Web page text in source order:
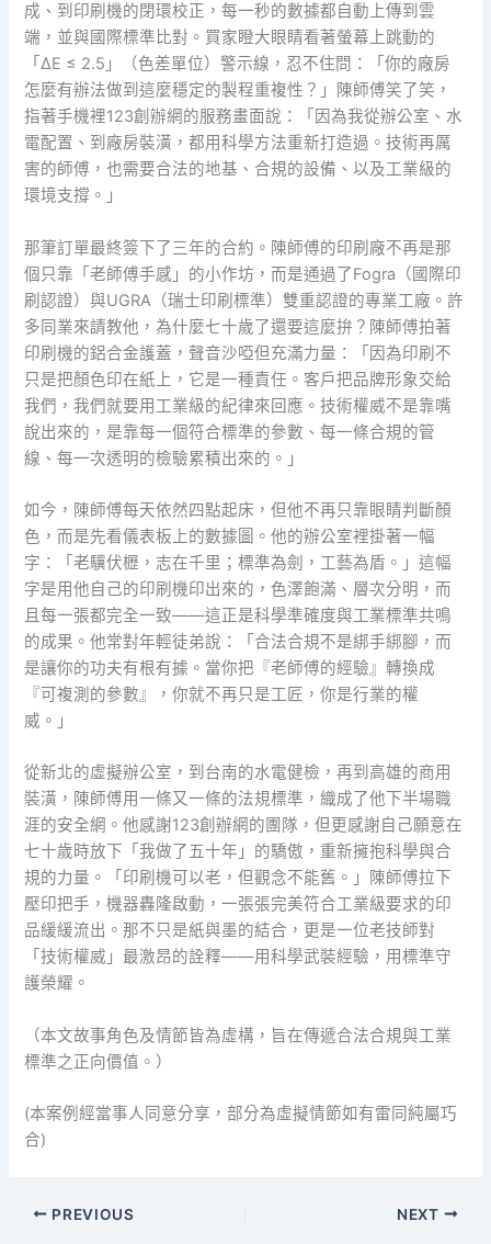
成、到印刷機的閉環校正，每一秒的數據都自動上傳到雲
端，並與國際標準比對。買家瞪大眼睛看著螢幕上跳動的
「ΔE ≤ 2.5」（色差單位）警示線，忍不住問：「你的廠房
怎麼有辦法做到這麼穩定的製程重複性？」陳師傅笑了笑，
指著手機裡123創辦網的服務畫面說：「因為我從辦公室、水
電配置、到廠房裝潢，都用科學方法重新打造過。技術再厲
害的師傅，也需要合法的地基、合規的設備、以及工業級的
環境支撐。」
那筆訂單最終簽下了三年的合約。陳師傅的印刷廠不再是那
個只靠「老師傅手感」的小作坊，而是通過了Fogra（國際印
刷認證）與UGRA（瑞士印刷標準）雙重認證的專業工廠。許
多同業來請教他，為什麼七十歲了還要這麼拚？陳師傅拍著
印刷機的鋁合金護蓋，聲音沙啞但充滿力量：「因為印刷不
只是把顏色印在紙上，它是一種責任。客戶把品牌形象交給
我們，我們就要用工業級的紀律來回應。技術權威不是靠嘴
說出來的，是靠每一個符合標準的參數、每一條合規的管
線、每一次透明的檢驗累積出來的。」
如今，陳師傅每天依然四點起床，但他不再只靠眼睛判斷顏
色，而是先看儀表板上的數據圖。他的辦公室裡掛著一幅
字：「老驥伏櫪，志在千里；標準為劍，工藝為盾。」這幅
字是用他自己的印刷機印出來的，色澤飽滿、層次分明，而
且每一張都完全一致——這正是科學準確度與工業標準共鳴
的成果。他常對年輕徒弟說：「合法合規不是綁手綁腳，而
是讓你的功夫有根有據。當你把『老師傅的經驗』轉換成
『可複測的參數』，你就不再只是工匠，你是行業的權
威。」
從新北的虛擬辦公室，到台南的水電健檢，再到高雄的商用
裝潢，陳師傅用一條又一條的法規標準，織成了他下半場職
涯的安全網。他感謝123創辦網的團隊，但更感謝自己願意在
七十歲時放下「我做了五十年」的驕傲，重新擁抱科學與合
規的力量。「印刷機可以老，但觀念不能舊。」陳師傅拉下
壓印把手，機器轟隆啟動，一張張完美符合工業級要求的印
品緩緩流出。那不只是紙與墨的結合，更是一位老技師對
「技術權威」最激昂的詮釋——用科學武裝經驗，用標準守
護榮耀。
（本文故事角色及情節皆為虛構，旨在傳遞合法合規與工業
標準之正向價值。）
(本案例經當事人同意分享，部分為虛擬情節如有雷同純屬巧
合)
PREVIOUS NEXT